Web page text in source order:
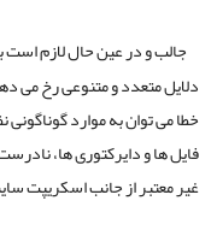
جالب و در عین حال لازم است
دلایل متعدد و متنوعی رخ می
خطا می توان به موارد
فایل ها و دایرکتوری ها،
غیر معتبر از جانب اسکریپت